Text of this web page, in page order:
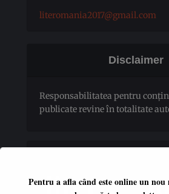
literomania2017@gmail.com
Disclaimer
Responsabilitatea pentru
publicate revine în totalitate
Pentru a afla când este online un